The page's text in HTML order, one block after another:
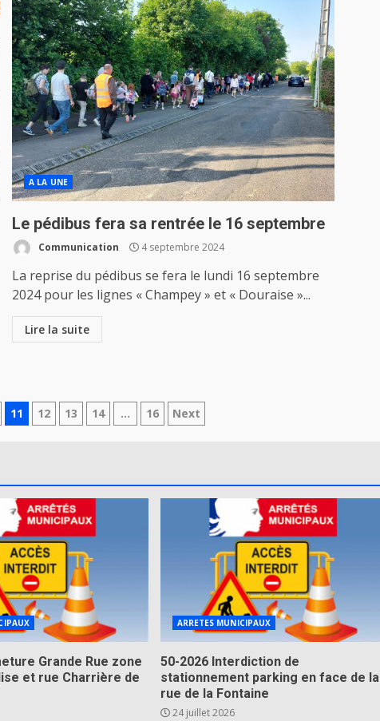
A LA UNE
Le pédibus fera sa rentrée le 16 septembre
Communication 4 septembre 2024
La reprise du pédibus se fera le lundi 16 septembre
2024 pour les lignes « Champey » et « Douraise »...
Lire la suite
11 12 13 14 … 16 Next
Grande Rue zone
et rue Charrière de
ARRETES MUNICIPAUX
50-2026 Interdiction de
stationnement parking en face de la
rue de la Fontaine
24 juillet 2026